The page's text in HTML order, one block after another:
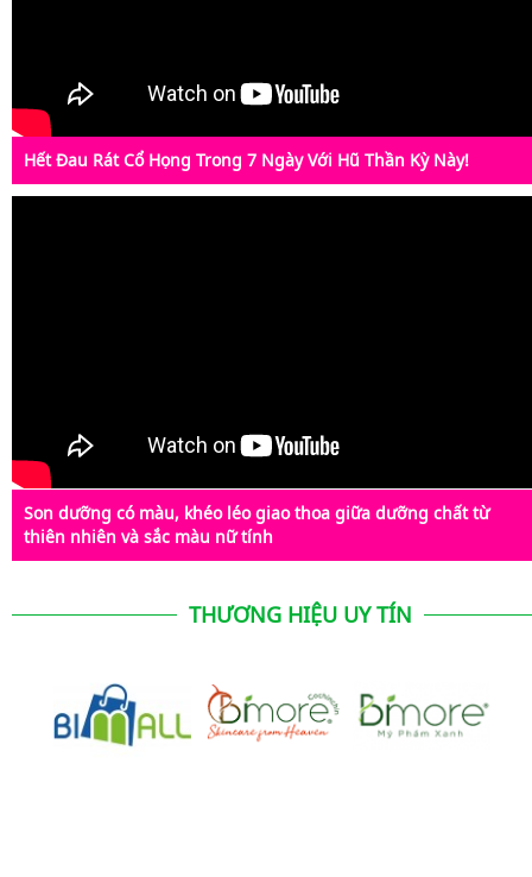
Hết Đau Rát Cổ Họng Trong 7 Ngày Với Hũ Thần Kỳ Này!
Son dưỡng có màu, khéo léo giao thoa giữa dưỡng chất từ
thiên nhiên và sắc màu nữ tính
THƯƠNG HIỆU UY TÍN